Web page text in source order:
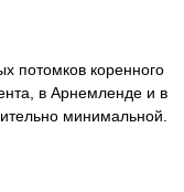
потомков коренного
в Арнемленде и в
минимальной.